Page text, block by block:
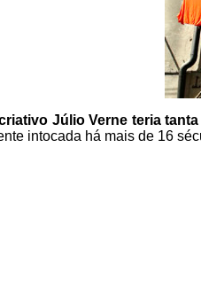
Júlio Verne teria
intocada há mais de 16